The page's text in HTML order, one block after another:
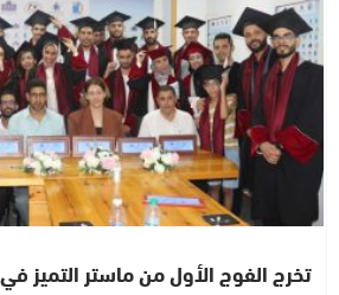
تخرج الفوج الأول من ماستر التميز